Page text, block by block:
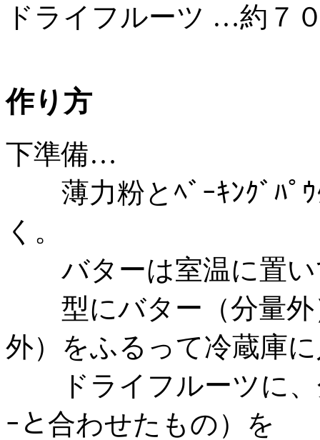
ドライフルーツ …約７
作り方
下準備…
薄力粉とﾍﾞｰｷﾝｸﾞﾊﾟｳ
く。
バターは室温に置い
型にバター（分量外
外）をふるって冷蔵庫
ドライフルーツに、
ｰと合わせたもの）を